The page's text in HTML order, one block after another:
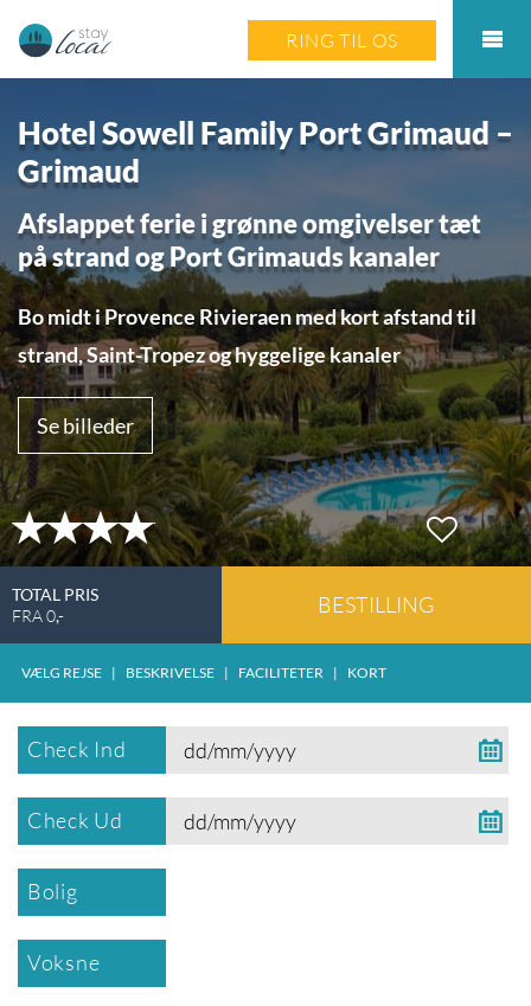
RING TIL OS
Hotel Sowell Family Port Grimaud –
Grimaud
Afslappet ferie i grønne omgivelser tæt
på strand og Port Grimauds kanaler
Bo midt i Provence Rivieraen med kort afstand til
strand, Saint-Tropez og hyggelige kanaler
Se billeder
TOTAL PRIS
FRA0,- BESTILLING
VÆLG REJSE | BESKRIVELSE | FACILITETER | KORT
Check Ind
Check Ud
Bolig
Voksne